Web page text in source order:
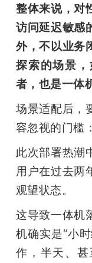
整体来说，对
访问延迟敏感
外，不以业务
探索的场景
者，也是一体
场景适配后，
容忽视的门槛
此次部署热潮
用户在过去两
观望状态。
这导致一体机
机确实是“小
作，半天、